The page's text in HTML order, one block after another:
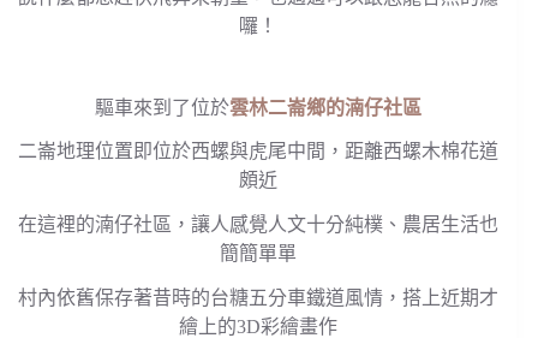
囉！
驅車來到了位於雲林二崙鄉的湳仔社區
二崙地理位置即位於西螺與虎尾中間，距離西螺木棉花道
頗近
在這裡的湳仔社區，讓人感覺人文十分純樸、農居生活也
簡簡單單
村內依舊保存著昔時的台糖五分車鐵道風情，搭上近期才
繪上的3D彩繪畫作